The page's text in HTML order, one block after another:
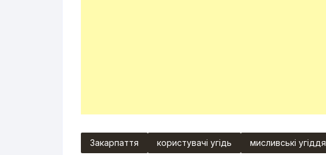
Закарпаття користувачі угідь мисливські угіддя